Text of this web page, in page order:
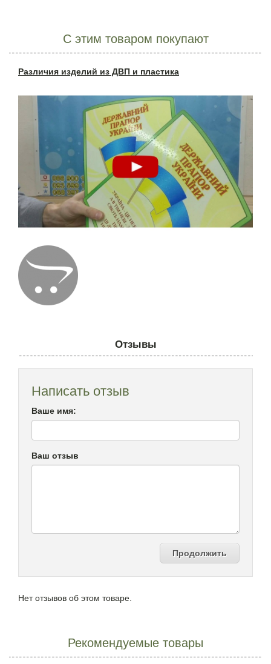
С этим товаром покупают
Различия изделий из ДВП и пластика
Отзывы
Написать отзыв
Ваше имя:
Ваш отзыв
Продолжить
Нет отзывов об этом товаре.
Рекомендуемые товары